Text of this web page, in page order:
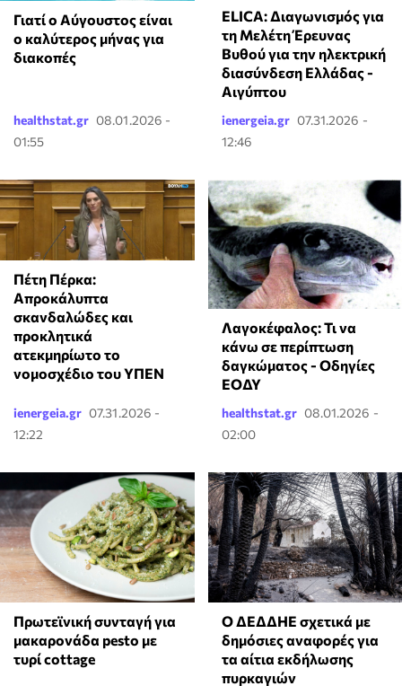
Γιατί ο Αύγουστος είναι
ο καλύτερος μήνας για
διακοπές
healthstat.gr 08.01.2026 -
01:55
ELICA: Διαγωνισμός για
τη Μελέτη Έρευνας
Βυθού για την ηλεκτρική
διασύνδεση Ελλάδας -
Αιγύπτου
ienergeia.gr 07.31.2026 -
12:46
Πέτη Πέρκα:
Απροκάλυπτα
σκανδαλώδες και
προκλητικά
ατεκμηρίωτο το
νομοσχέδιο του ΥΠΕΝ
ienergeia.gr 07.31.2026 -
12:22
Λαγοκέφαλος: Τι να
κάνω σε περίπτωση
δαγκώματος - Οδηγίες
ΕΟΔΥ
healthstat.gr 08.01.2026 -
02:00
Πρωτεϊνική συνταγή για
μακαρονάδα pesto με
τυρί cottage
Ο ΔΕΔΔΗΕ σχετικά με
δημόσιες αναφορές για
τα αίτια εκδήλωσης
πυρκαγιών